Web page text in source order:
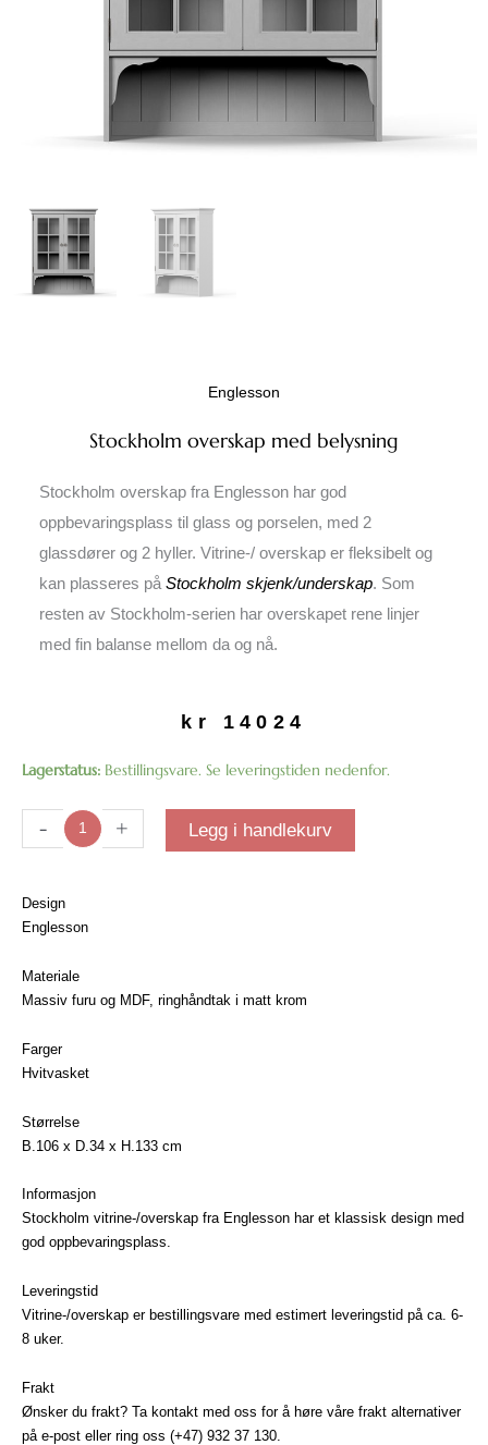
Englesson
Stockholm overskap med belysning
Stockholm overskap fra Englesson har god
oppbevaringsplass til glass og porselen, med 2
glassdører og 2 hyller. Vitrine-/ overskap er fleksibelt og
kan plasseres påStockholm skjenk/underskap. Som
resten av Stockholm-serien har overskapet rene linjer
med fin balanse mellom da og nå.
kr 14024
Lagerstatus: Bestillingsvare. Se leveringstiden nedenfor.
-
Stockholm
belysning
+ Legg i handlekurv
Design
Englesson
Materiale
Massiv furu og MDF, ringhåndtak i matt krom
Farger
Hvitvasket
Størrelse
B.106 x D.34 x H.133 cm
Informasjon
Stockholm vitrine-/overskap fra Englesson har et klassisk design med
god oppbevaringsplass.
Leveringstid
Vitrine-/overskap er bestillingsvare med estimert leveringstid på ca. 6-
8 uker.
Frakt
Ønsker du frakt? Ta kontakt med oss for å høre våre frakt alternativer
på e-post eller ring oss (+47) 932 37 130.